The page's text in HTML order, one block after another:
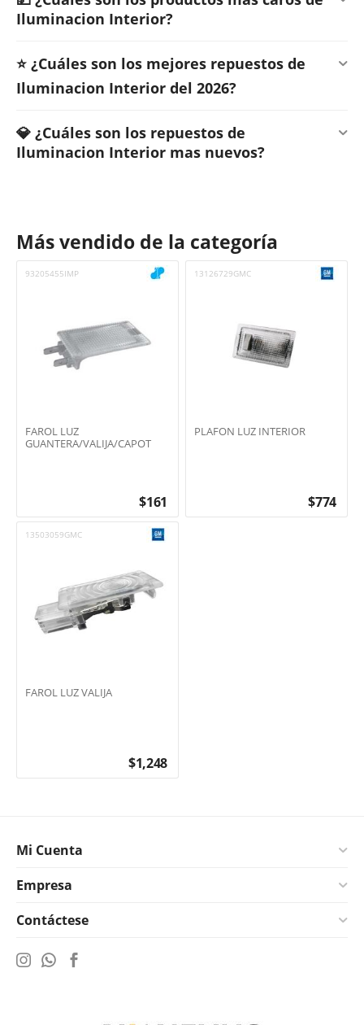
Iluminacion Interior?
⭐ ¿Cuáles son los mejores repuestos de
Iluminacion Interior del 2026?
💎 ¿Cuáles son los repuestos de
Iluminacion Interior mas nuevos?
Más vendido de la categoría
93205455IMP
FAROL LUZ
GUANTERA/VALIJA/CAPOT
$161
13126729GMC
PLAFON LUZ INTERIOR
$774
13503059GMC
FAROL LUZ VALIJA
$1,248
Mi Cuenta
Empresa
Contáctese